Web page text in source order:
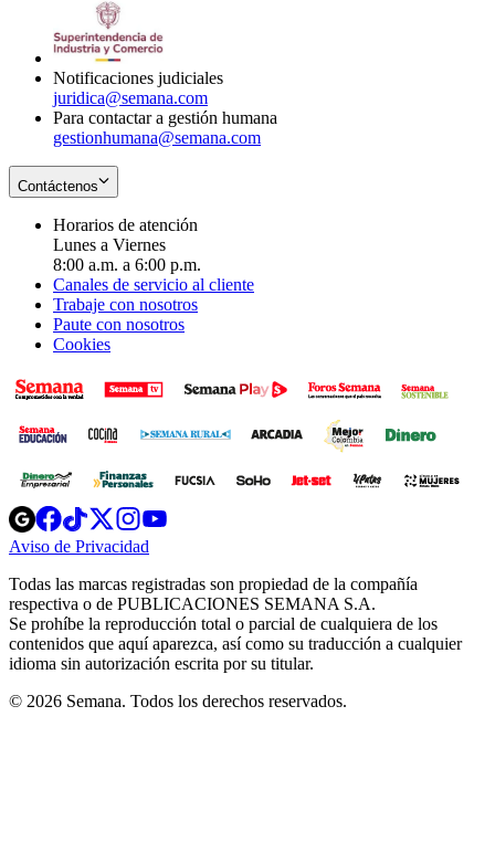
Notificaciones judiciales
juridica@semana.com
Para contactar a gestión humana
gestionhumana@semana.com
Contáctenos
Horarios de atención
Lunes a Viernes
8:00 a.m. a 6:00 p.m.
Canales de servicio al cliente
Trabaje con nosotros
Paute con nosotros
Cookies
Opens
in
new
Opens
in
new
Opens
in
new
window
Opens
new
windowwindow
Aviso de Privacidad
new
window
Todas las marcas registradas son propiedad de la compañía
respectiva o de PUBLICACIONES SEMANA S.A.
Se prohíbe la reproducción total o parcial de cualquiera de los
contenidos que aquí aparezca, así como su traducción a cualquier
idioma sin autorización escrita por su titular.
© 2026 Semana. Todos los derechos reservados.